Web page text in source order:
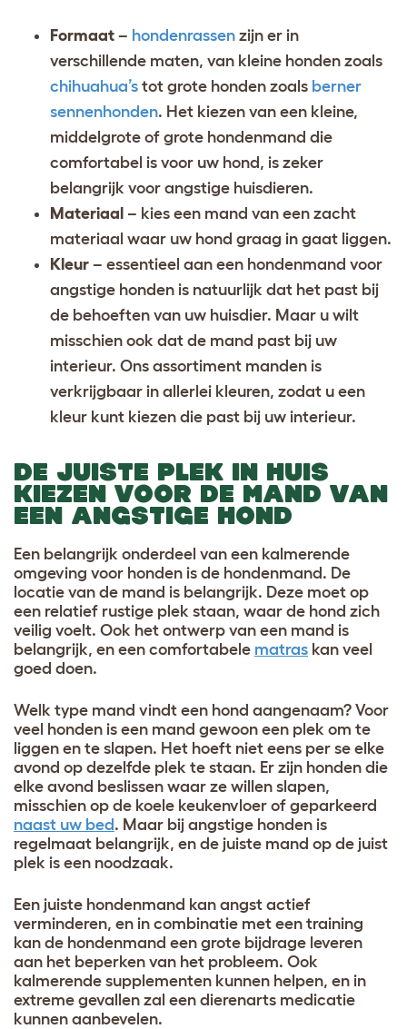
Formaat – hondenrassen zijn er in
verschillende maten, van kleine honden zoals
chihuahua’s tot grote honden zoals berner
sennenhonden. Het kiezen van een kleine,
middelgrote of grote hondenmand die
comfortabel is voor uw hond, is zeker
belangrijk voor angstige huisdieren.
Materiaal – kies een mand van een zacht
materiaal waar uw hond graag in gaat liggen.
Kleur – essentieel aan een hondenmand voor
angstige honden is natuurlijk dat het past bij
de behoeften van uw huisdier. Maar u wilt
misschien ook dat de mand past bij uw
interieur. Ons assortiment manden is
verkrijgbaar in allerlei kleuren, zodat u een
kleur kunt kiezen die past bij uw interieur.
DE JUISTE PLEK IN HUIS
KIEZEN VOOR DE MAND VAN
EEN ANGSTIGE HOND
Een belangrijk onderdeel van een kalmerende
omgeving voor honden is de hondenmand. De
locatie van de mand is belangrijk. Deze moet op
een relatief rustige plek staan, waar de hond zich
veilig voelt. Ook het ontwerp van een mand is
belangrijk, en een comfortabele matras kan veel
goed doen.
Welk type mand vindt een hond aangenaam? Voor
veel honden is een mand gewoon een plek om te
liggen en te slapen. Het hoeft niet eens per se elke
avond op dezelfde plek te staan. Er zijn honden die
elke avond beslissen waar ze willen slapen,
misschien op de koele keukenvloer of geparkeerd
naast uw bed. Maar bij angstige honden is
regelmaat belangrijk, en de juiste mand op de juist
plek is een noodzaak.
Een juiste hondenmand kan angst actief
verminderen, en in combinatie met een training
kan de hondenmand een grote bijdrage leveren
aan het beperken van het probleem. Ook
kalmerende supplementen kunnen helpen, en in
extreme gevallen zal een dierenarts medicatie
kunnen aanbevelen.